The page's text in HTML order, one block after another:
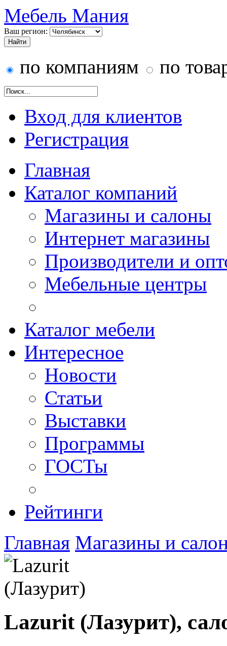
Мебель Мания
Ваш регион:
по компаниям по
Вход для клиентов
Регистрация
Главная
Каталог компаний
Магазины и салоны
Интернет магазины
Производители и
Мебельные центры
Каталог мебели
Интересное
Новости
Статьи
Выставки
Программы
ГОСТы
Рейтинги
Главная Магазины и
Lazurit (Лазурит),